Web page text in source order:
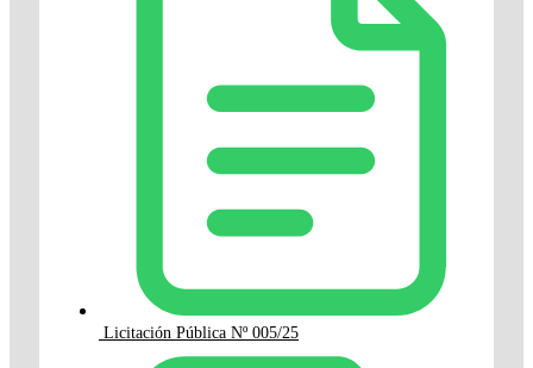
Licitación Pública Nº 005/25